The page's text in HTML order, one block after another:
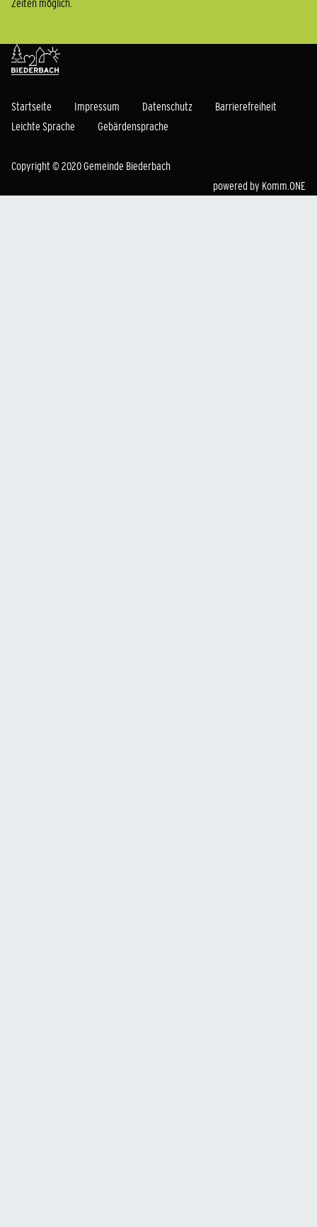
Zeiten möglich.
Startseite Impressum Datenschutz
Barrierefreiheit
Leichte Sprache
Gebärdensprache
Copyright © 2020 Gemeinde Biederbach
powered by Komm.ONE